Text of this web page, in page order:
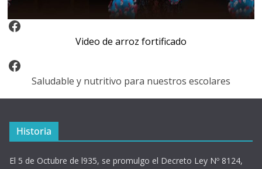
Video Arroz Fortificado
Video de arroz fortificado
Facebook
Saludable y nutritivo para nuestros escolares
Historia
El 5 de Octubre de l935, se promulgo el Decreto Ley Nº 8124,